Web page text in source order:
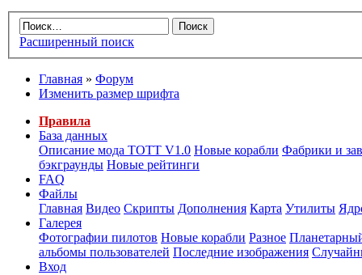
Расширенный поиск
Главная » Форум
Изменить размер шрифта
Правила
База данных
Описание мода ТОТТ V1.0 Новые корабли Фабрики и
бэкграунды Новые рейтинги
FAQ
Файлы
Главная Видео Скрипты Дополнения Карта Утилиты
Галерея
Фотографии пилотов Новые корабли Разное
альбомы пользователей Последние изображения
Вход